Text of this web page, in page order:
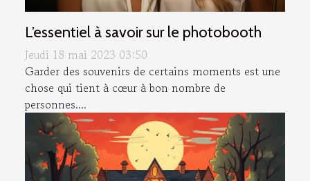
L’essentiel à savoir sur le photobooth
Jeudi 18 mai 2023 03:50
Garder des souvenirs de certains moments est une
chose qui tient à cœur à bon nombre de
personnes....